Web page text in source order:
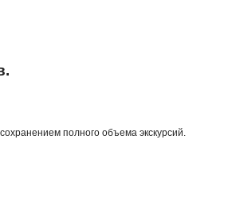
полного объема экскурсий.